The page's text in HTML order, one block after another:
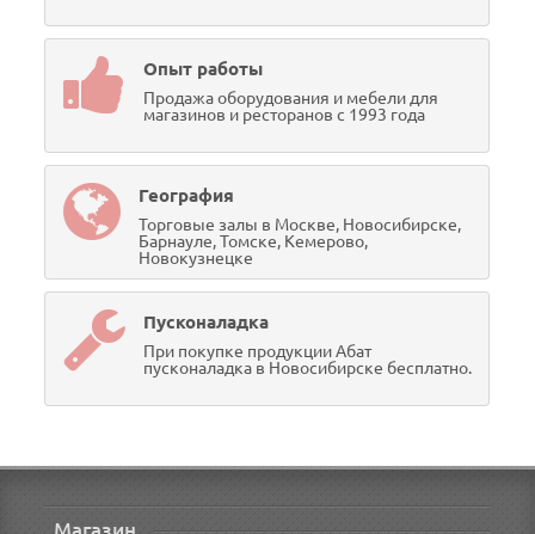
Опыт работы
Продажа оборудования и мебели для
магазинов и ресторанов с 1993 года
География
Торговые залы в Москве, Новосибирске,
Барнауле, Томске, Кемерово,
Новокузнецке
Пусконаладка
При покупке продукции Абат
пусконаладка в Новосибирске бесплатно.